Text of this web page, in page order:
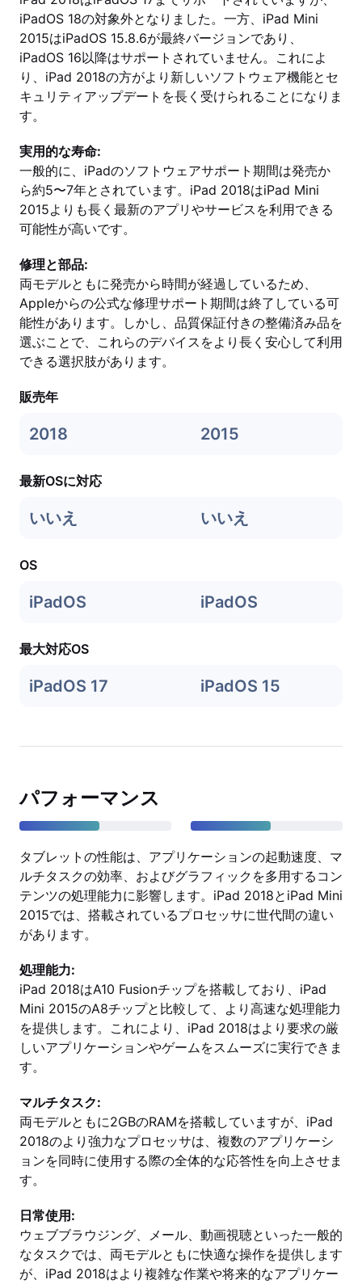
iPadOS 18の対象外となりました。一方、iPad Mini
2015はiPadOS 15.8.6が最終バージョンであり、
iPadOS 16以降はサポートされていません。これによ
り、iPad 2018の方がより新しいソフトウェア機能とセ
キュリティアップデートを長く受けられることになりま
す。
実用的な寿命:
一般的に、iPadのソフトウェアサポート期間は発売か
ら約5〜7年とされています。iPad 2018はiPad Mini
2015よりも長く最新のアプリやサービスを利用できる
可能性が高いです。
修理と部品:
両モデルともに発売から時間が経過しているため、
Appleからの公式な修理サポート期間は終了している可
能性があります。しかし、品質保証付きの整備済み品を
選ぶことで、これらのデバイスをより長く安心して利用
できる選択肢があります。
販売年
2018 2015
最新OSに対応
いいえ いいえ
OS
iPadOS iPadOS
最大対応OS
iPadOS 17 iPadOS 15
パフォーマンス
タブレットの性能は、アプリケーションの起動速度、マ
ルチタスクの効率、およびグラフィックを多用するコン
テンツの処理能力に影響します。iPad 2018とiPad Mini
2015では、搭載されているプロセッサに世代間の違い
があります。
処理能力:
iPad 2018はA10 Fusionチップを搭載しており、iPad
Mini 2015のA8チップと比較して、より高速な処理能力
を提供します。これにより、iPad 2018はより要求の厳
しいアプリケーションやゲームをスムーズに実行できま
す。
マルチタスク:
両モデルともに2GBのRAMを搭載していますが、iPad
2018のより強力なプロセッサは、複数のアプリケーシ
ョンを同時に使用する際の全体的な応答性を向上させま
す。
日常使用:
ウェブブラウジング、メール、動画視聴といった一般的
なタスクでは、両モデルともに快適な操作を提供します
が、iPad 2018はより複雑な作業や将来的なアプリケー